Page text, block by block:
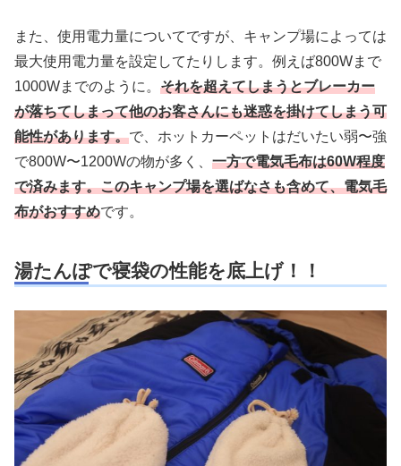
また、使用電力量についてですが、キャンプ場によっては
最大使用電力量を設定してたりします。例えば800Wまで
1000Wまでのように。 それを超えてしまうとブレーカー
が落ちてしまって他のお客さんにも迷惑を掛けてしまう可
能性があります。で、ホットカーペットはだいたい弱〜強
で800W〜1200Wの物が多く、 一方で電気毛布は60W程度
で済みます。このキャンプ場を選ばなさも含めて、電気毛
布がおすすめです。
湯たんぽで寝袋の性能を底上げ！！